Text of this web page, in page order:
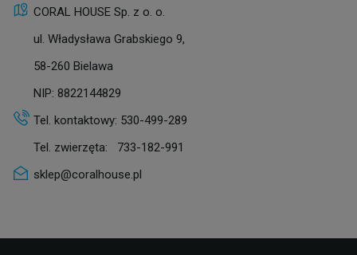
CORAL HOUSE Sp. z o. o.
ul. Władysława Grabskiego 9,
58-260 Bielawa
NIP: 8822144829
Tel. kontaktowy: 530-499-289
Tel. zwierzęta: 733-182-991
sklep@coralhouse.pl